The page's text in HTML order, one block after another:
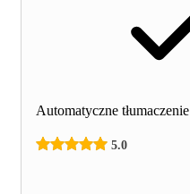
Automatyczne tłumaczenie
5.0